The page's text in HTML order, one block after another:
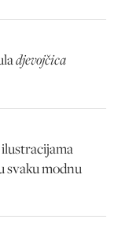
djevojčica
svaku modnu